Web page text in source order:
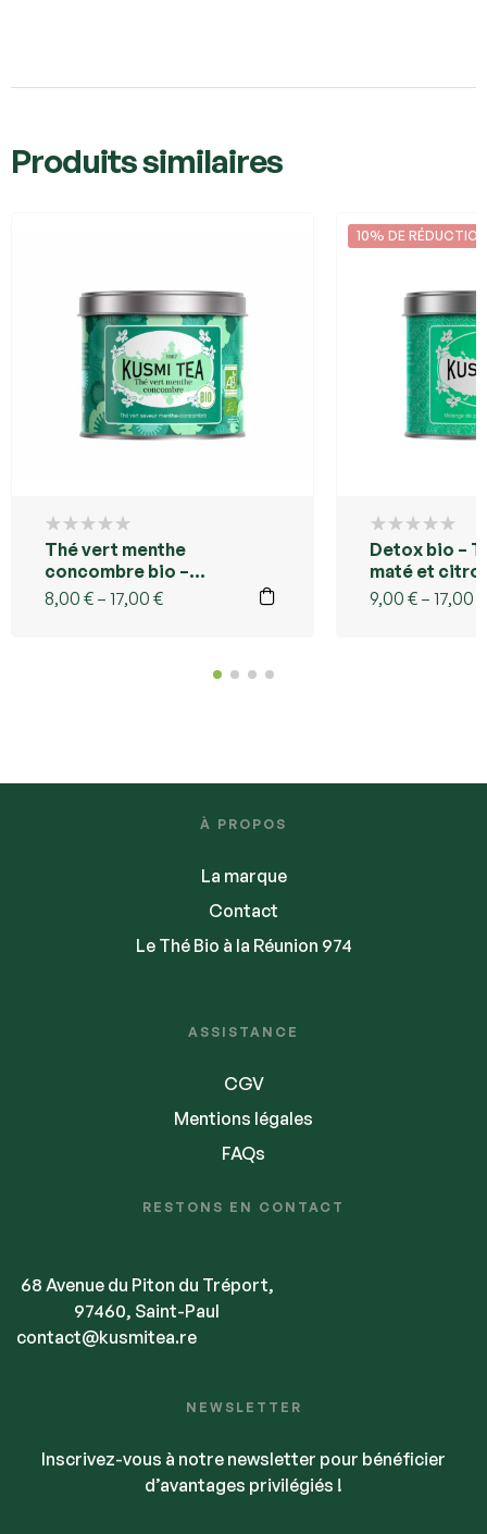
Produits similaires
Thé vert menthe
concombre bio –
Kusmi Tea Réunion
8,00 € – 17,00 €
10% DE RÉDUCTION
Detox bio –
maté et
Tea Réunion
9,00 €– 17,00
À PROPOS
La marque
Contact
Le Thé Bio à la Réunion 974
ASSISTANCE
CGV
Mentions légales
FAQs
RESTONS EN CONTACT
68 Avenue du Piton du Tréport,
97460, Saint-Paul
contact@kusmitea.re
NEWSLETTER
Inscrivez-vous à notre newsletter pour bénéficier
d’avantages privilégiés !